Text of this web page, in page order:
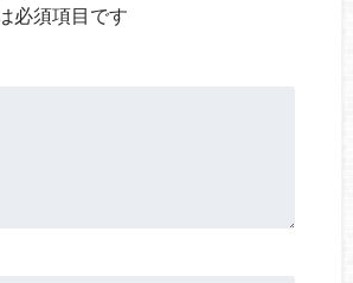
必須項目です